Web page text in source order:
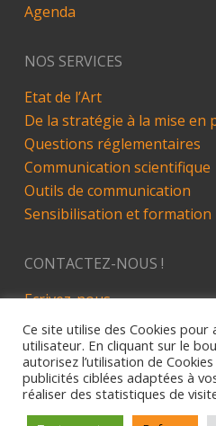
Agenda
NOS SERVICES
Etat de l’Art
De la stratégie à la mise en
Questions réglementaires
Communication scientifique
Outils de communication
Sensibilisation et formation
CONTACTEZ-NOUS !
Ecrivez-nous
LinkedIn
Site développé par Alez PC -
Ce site utilise des Cookies
utilisateur. En cliquant sur le
autorisez l’utilisation de
publicités ciblées adaptées à
réaliser des statistiques de